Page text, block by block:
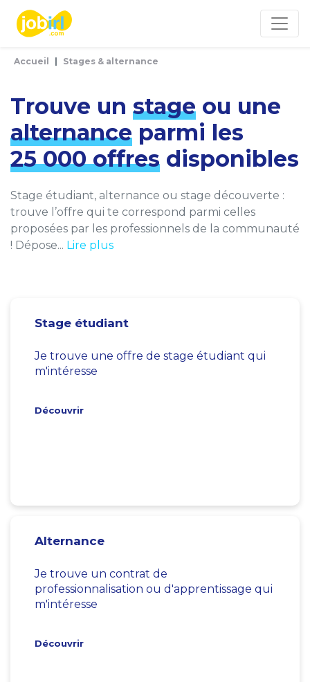
Accueil Stages & alternance
Trouve un stage ou une
alternance parmi les
25 000 offres disponibles
Stage étudiant, alternance ou stage découverte :
trouve l’offre qui te correspond parmi celles
proposées par les professionnels de la communauté
! Dépose... Lire plus
Stage étudiant
Je trouve une offre de stage étudiant qui
m'intéresse
Découvrir
Alternance
Je trouve un contrat de
professionnalisation ou d'apprentissage qui
m'intéresse
Découvrir
Panneau de gestion des cookies